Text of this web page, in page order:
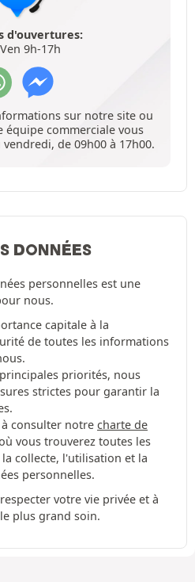
d'ouvertures:
9h-17h
sur notre site ou
équipe commerciale vous
de 09h00 à 17h00.
DONNÉES
personnelles est une
nous.
capitale à la
de toutes les informations
priorités, nous
strictes pour garantir la
consulter notre charte de
vous trouverez toutes les
collecte, l'utilisation et la
personnelles.
votre vie privée et à
plus grand soin.